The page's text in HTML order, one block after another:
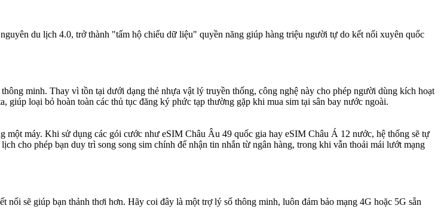
du lịch 4.0, trở thành "tấm hộ chiếu dữ liệu" quyền năng giúp hàng triệu người tự do kết nối xuyên quốc
minh. Thay vì tồn tại dưới dạng thẻ nhựa vật lý truyền thống, công nghệ này cho phép người dùng kích hoạt
loại bỏ hoàn toàn các thủ tục đăng ký phức tạp thường gặp khi mua sim tại sân bay nước ngoài.
một máy. Khi sử dụng các gói cước như eSIM Châu Âu 49 quốc gia hay eSIM Châu Á 12 nước, hệ thống sẽ tự
cho phép bạn duy trì song song sim chính để nhận tin nhắn từ ngân hàng, trong khi vẫn thoải mái lướt mạng
sẽ giúp bạn thảnh thơi hơn. Hãy coi đây là một trợ lý số thông minh, luôn đảm bảo mạng 4G hoặc 5G sẵn